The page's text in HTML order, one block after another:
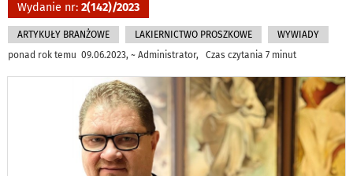
Wydanie nr: 2(142)/2023
ARTYKUŁY BRANŻOWE LAKIERNICTWO PROSZKOWE
WYWIADY
ponad rok temu 09.06.2023, ~ Administrator, Czas czytania 7 minut